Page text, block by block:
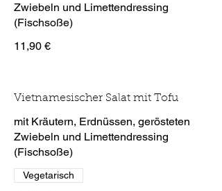
Zwiebeln und Limettendressing
(Fischsoße)
11,90 €
Vietnamesischer Salat mit Tofu
mit Kräutern, Erdnüssen, gerösteten
Zwiebeln und Limettendressing
(Fischsoße)
Vegetarisch